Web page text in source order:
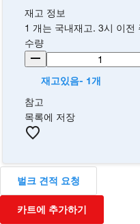
재고 정보
1 개는 국내재고. 3시 이전
수량
재고있음- 1개
참고
목록에 저장
벌크 견적 요청
카트에 추가하기